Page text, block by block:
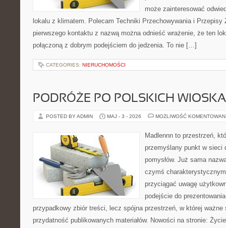
może zainteresować
lokalu z klimatem. Polecam Techniki Przechowywania i Przepisy
pierwszego kontaktu z nazwą można odnieść wrażenie, że ten
połączoną z dobrym podejściem do jedzenia. To nie […]
CATEGORIES: NIERUCHOMOŚCI
PODRÓŻE PO POLSKICH
POSTED BY ADMIN MAJ - 3 - 2026 MOŻLIWOŚĆ
Madlennn to przestrzeń,
przemyślany punkt w sieci
pomysłów. Już sama
czymś
przyciągać uwagę
podejście do
przypadkowy zbiór treści, lecz spójna przestrzeń, w której
przydatność publikowanych materiałów. Nowości na stronie: